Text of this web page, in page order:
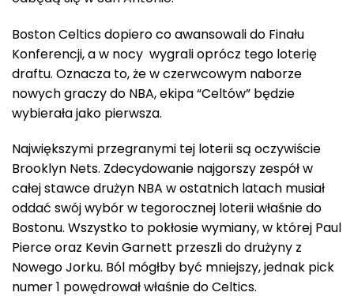
Boston Celtics dopiero co awansowali do Finału
Konferencji, a w nocy wygrali oprócz tego loterię
draftu. Oznacza to, że w czerwcowym naborze
nowych graczy do NBA, ekipa “Celtów” będzie
wybierała jako pierwsza.
Największymi przegranymi tej loterii są oczywiście
Brooklyn Nets. Zdecydowanie najgorszy zespół w
całej stawce drużyn NBA w ostatnich latach musiał
oddać swój wybór w tegorocznej loterii właśnie do
Bostonu. Wszystko to pokłosie wymiany, w której Paul
Pierce oraz Kevin Garnett przeszli do drużyny z
Nowego Jorku. Ból mógłby być mniejszy, jednak pick
numer 1 powędrował właśnie do Celtics.